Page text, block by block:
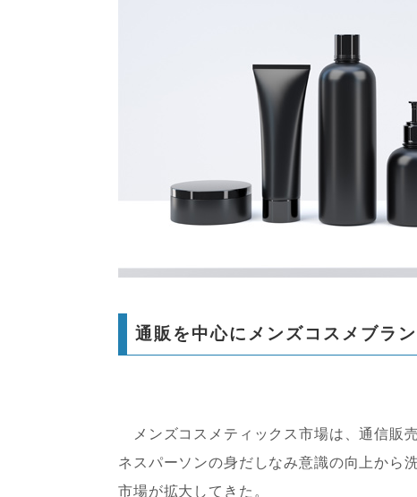
通販を中心にメンズコスメブラ
メンズコスメティックス市場は、通信販
ネスパーソンの身だしなみ意識の向上から
市場が拡大してきた。